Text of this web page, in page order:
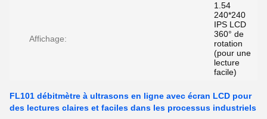
Affichage:
1.54
240*240
IPS LCD
360° de
rotation
(pour une
lecture
facile)
FL101 débitmètre à ultrasons en ligne avec écran LCD pour
des lectures claires et faciles dans les processus industriels